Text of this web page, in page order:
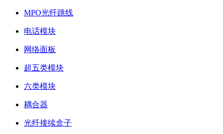
MPO光纤跳线
电话模块
网络面板
超五类模块
六类模块
耦合器
光纤接续盒子